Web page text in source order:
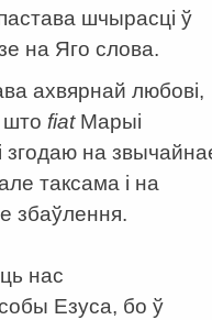
шчырасці ў
на Яго слова.
ахвярнай любові,
што fiatМарыі
згодаю на
таксама і на
збаўлення.
нас
Езуса, бо ў